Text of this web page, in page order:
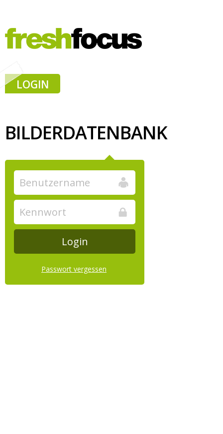
LOGIN
BILDERDATENBANK
Passwort vergessen